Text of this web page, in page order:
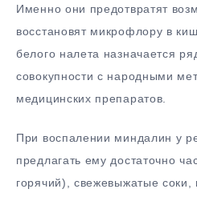
Именно они предотвратят
восстановят микрофлору в
белого налета назначается
совокупности с народными
медицинских препаратов.
При воспалении миндалин у
предлагать ему достаточно
горячий), свежевыжатые соки,